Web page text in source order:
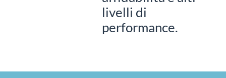
livelli di
performance.